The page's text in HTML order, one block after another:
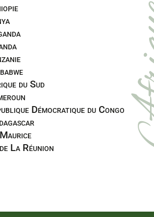
du Sud
Démocratique du Congo
La Réunion